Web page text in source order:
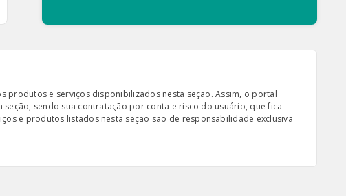
produtos e serviços disponibilizados nesta seção. Assim, o portal
sendo sua contratação por conta e risco do usuário, que fica
e produtos listados nesta seção são de responsabilidade exclusiva